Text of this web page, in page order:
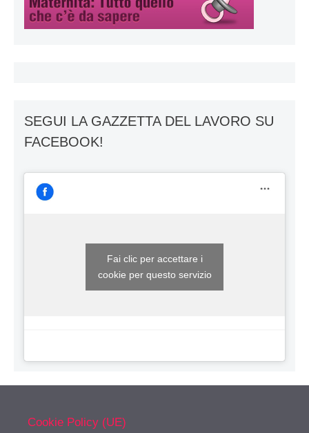
SEGUI LA GAZZETTA DEL LAVORO SU
FACEBOOK!
Fai clic per accettare i
cookie per questo servizio
Cookie Policy (UE)